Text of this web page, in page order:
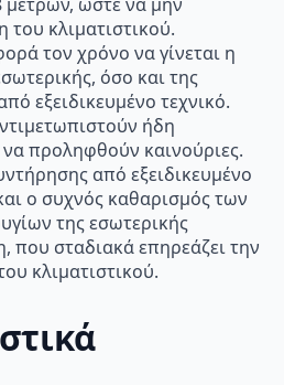
κλιματιστικού.
τον χρόνο να γίνεται η
όσο και της
εξειδικευμένο τεχνικό.
ήδη
προληφθούν καινούριες.
από εξειδικευμένο
ο συχνός καθαρισμός των
της εσωτερικής
που σταδιακά επηρεάζει την
κλιματιστικού.